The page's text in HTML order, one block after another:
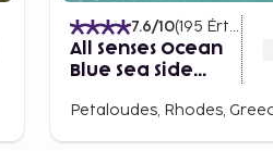
7.6/10(195 Értékelések
All Senses Ocean
Blue Sea Side
Anayia All
Petaloudes, Rhodes,